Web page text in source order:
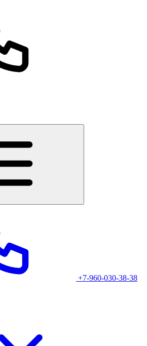
+7-960-030-38-38